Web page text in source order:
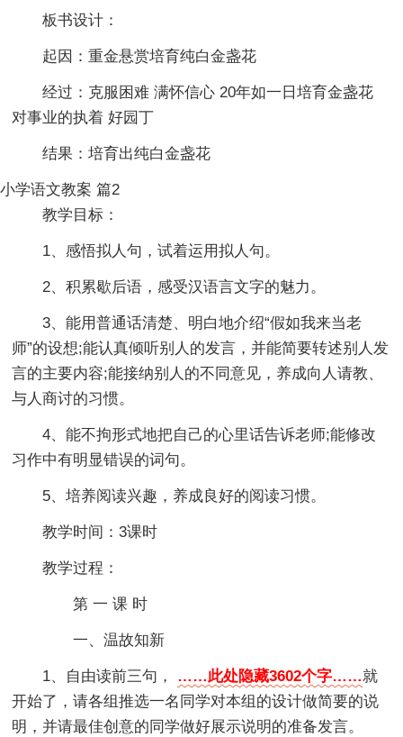
板书设计：
起因：重金悬赏培育纯白金盏花
经过：克服困难 满怀信心 20年如一日培育金盏花
对事业的执着 好园丁
结果：培育出纯白金盏花
小学语文教案 篇2
教学目标：
1、感悟拟人句，试着运用拟人句。
2、积累歇后语，感受汉语言文字的魅力。
3、能用普通话清楚、明白地介绍“假如我来当老
师”的设想;能认真倾听别人的发言，并能简要转述别人发
言的主要内容;能接纳别人的不同意见，养成向人请教、
与人商讨的习惯。
4、能不拘形式地把自己的心里话告诉老师;能修改
习作中有明显错误的词句。
5、培养阅读兴趣，养成良好的阅读习惯。
教学时间：3课时
教学过程：
第 一 课 时
一、温故知新
1、自由读前三句， ……此处隐藏3602个字……就
开始了，请各组推选一名同学对本组的设计做简要的说
明，并请最佳创意的同学做好展示说明的准备发言。